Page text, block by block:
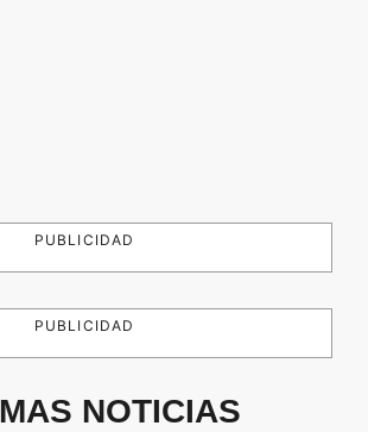
PUBLICIDAD
PUBLICIDAD
NOTICIAS